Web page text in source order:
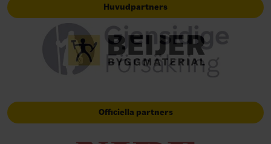
Huvudpartners
Officiella partners